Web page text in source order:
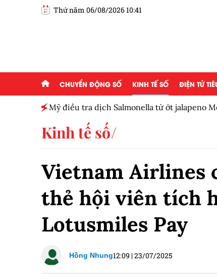
Thứ năm 06/08/2026 10:41
CHUYỂN ĐỘNG SỐ KINH TẾ SỐ ĐIỆN TỬ
Mỹ điều tra dịch Salmonella từ ớt jalapeno
Kinh tế số
Vietnam Airlines
thẻ hội viên tích
Lotusmiles Pay
Hồng Nhung12:09 |23/07/2025